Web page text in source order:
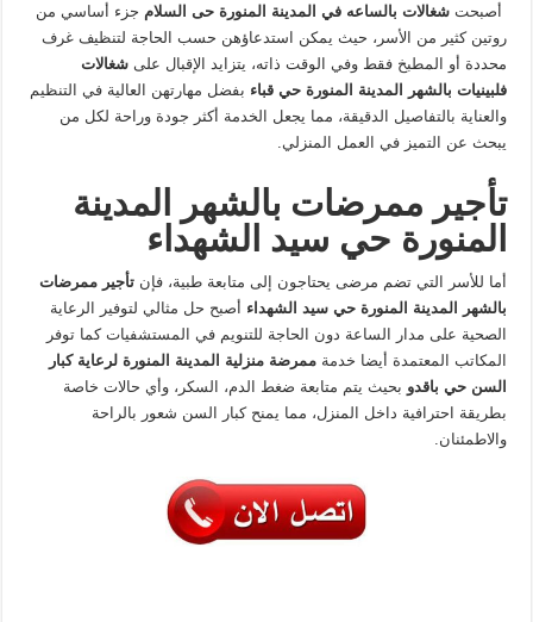
أصبحتشغالات بالساعه في المدينة المنورة حى السلام جزء أساسي من
روتين كثير من الأسر، حيث يمكن استدعاؤهن حسب الحاجة لتنظيف غرف
محددة أو المطبخ فقط وفي الوقت ذاته، يتزايد الإقبال علىشغالات
فلبينيات بالشهر المدينة المنورة حي قباء بفضل مهارتهن العالية في التنظيم
والعناية بالتفاصيل الدقيقة، مما يجعل الخدمة أكثر جودة وراحة لكل من
يبحث عن التميز في العمل المنزلي.
تأجير ممرضات بالشهر المدينة
المنورة حي سيد الشهداء
أما للأسر التي تضم مرضى يحتاجون إلى متابعة طبية، فإنتأجير ممرضات
بالشهر المدينة المنورة حي سيد الشهداء أصبح حل مثالي لتوفير الرعاية
الصحية على مدار الساعة دون الحاجة للتنويم في المستشفيات كما توفر
المكاتب المعتمدة أيضا خدمةممرضة منزلية المدينة المنورة لرعاية كبار
السن حي باقدو بحيث يتم متابعة ضغط الدم، السكر، وأي حالات خاصة
بطريقة احترافية داخل المنزل، مما يمنح كبار السن شعور بالراحة
والاطمئنان.